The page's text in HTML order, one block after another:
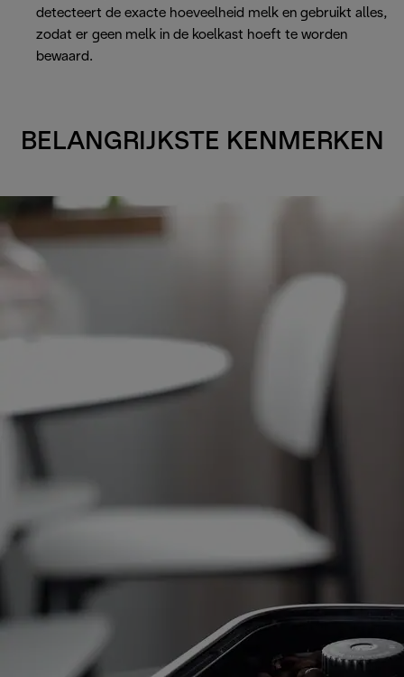
detecteert de exacte hoeveelheid melk en gebruikt alles,
zodat er geen melk in de koelkast hoeft te worden
bewaard.
BELANGRIJKSTE KENMERKEN